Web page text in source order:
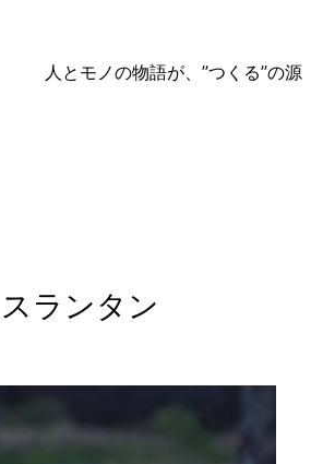
人とモノの物語が、”つくる”の源
ランタン